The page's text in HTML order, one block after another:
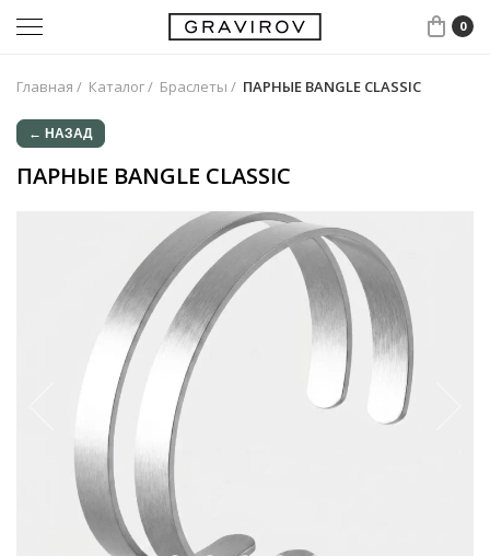
0
Главная / Каталог/ Браслеты / ПАРНЫЕ BANGLE CLASSIC
← НАЗАД
ПАРНЫЕ BANGLE CLASSIC